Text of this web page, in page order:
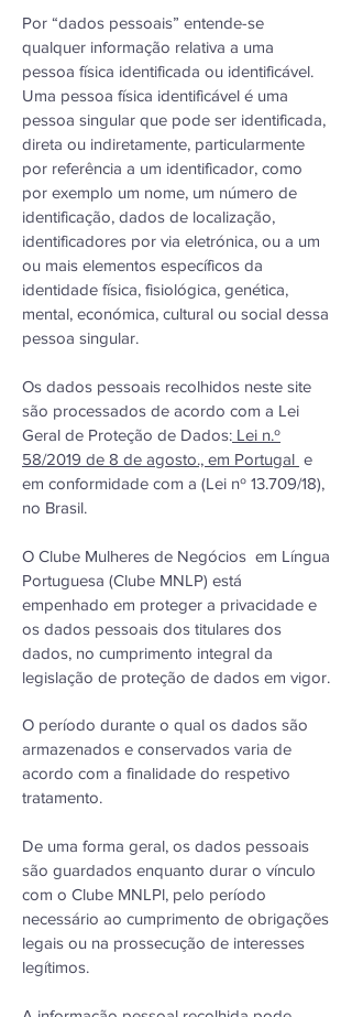
Por “dados pessoais” entende-se
qualquer informação relativa a uma
pessoa física identificada ou identificável.
Uma pessoa física identificável é uma
pessoa singular que pode ser identificada,
direta ou indiretamente, particularmente
por referência a um identificador, como
por exemplo um nome, um número de
identificação, dados de localização,
identificadores por via eletrónica, ou a um
ou mais elementos específicos da
identidade física, fisiológica, genética,
mental, económica, cultural ou social dessa
pessoa singular.
Os dados pessoais recolhidos neste site
são processados de acordo com a Lei
Geral de Proteção de Dados: Lei n.º
58/2019 de 8 de agosto., em Portugal e
em conformidade com a (Lei nº 13.709/18),
no Brasil.
O Clube Mulheres de Negócios em Língua
Portuguesa (Clube MNLP) está
empenhado em proteger a privacidade e
os dados pessoais dos titulares dos
dados, no cumprimento integral da
legislação de proteção de dados em vigor.
O período durante o qual os dados são
armazenados e conservados varia de
acordo com a finalidade do respetivo
tratamento.
De uma forma geral, os dados pessoais
são guardados enquanto durar o vínculo
com o Clube MNLPl, pelo período
necessário ao cumprimento de obrigações
legais ou na prossecução de interesses
legítimos.